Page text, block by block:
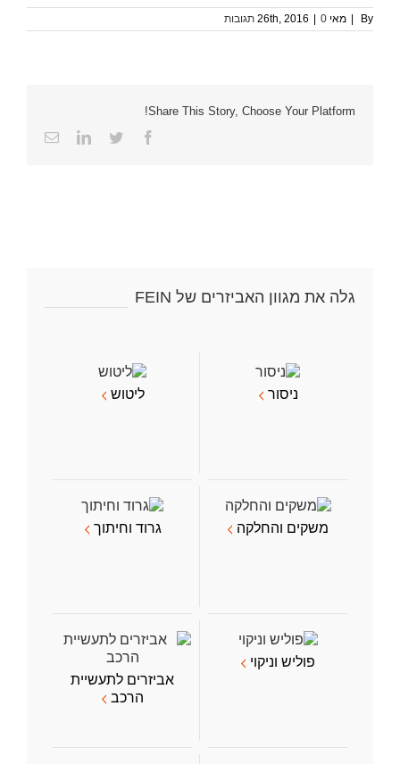
By מאי 26th, 2016 0 תגובות
Share This Story, Choose Your Platform!
Facebook
Twitter
LinkedInכתובת
גלה את מגוון האביזרים של FEIN
ניסור ליטוש
משקים והחלקה גרוד וחיתוך
פוליש וניקוי
אביזרים לתעשיית
הרכב